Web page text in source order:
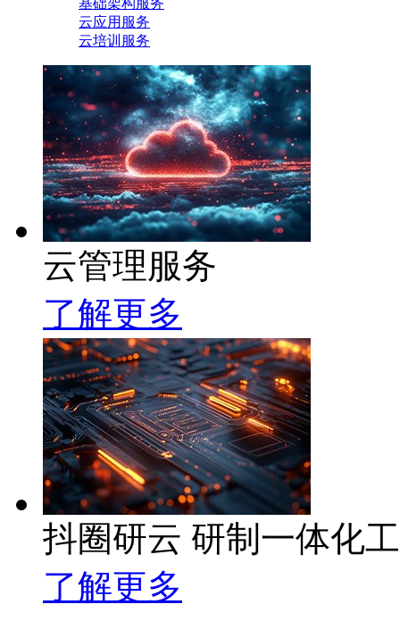
基础架构服务
云应用服务
云培训服务
云管理服务
了解更多
抖圈研云 研制一体化
了解更多